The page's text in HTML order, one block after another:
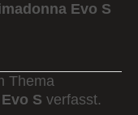
Evo S
Thema
S verfasst.